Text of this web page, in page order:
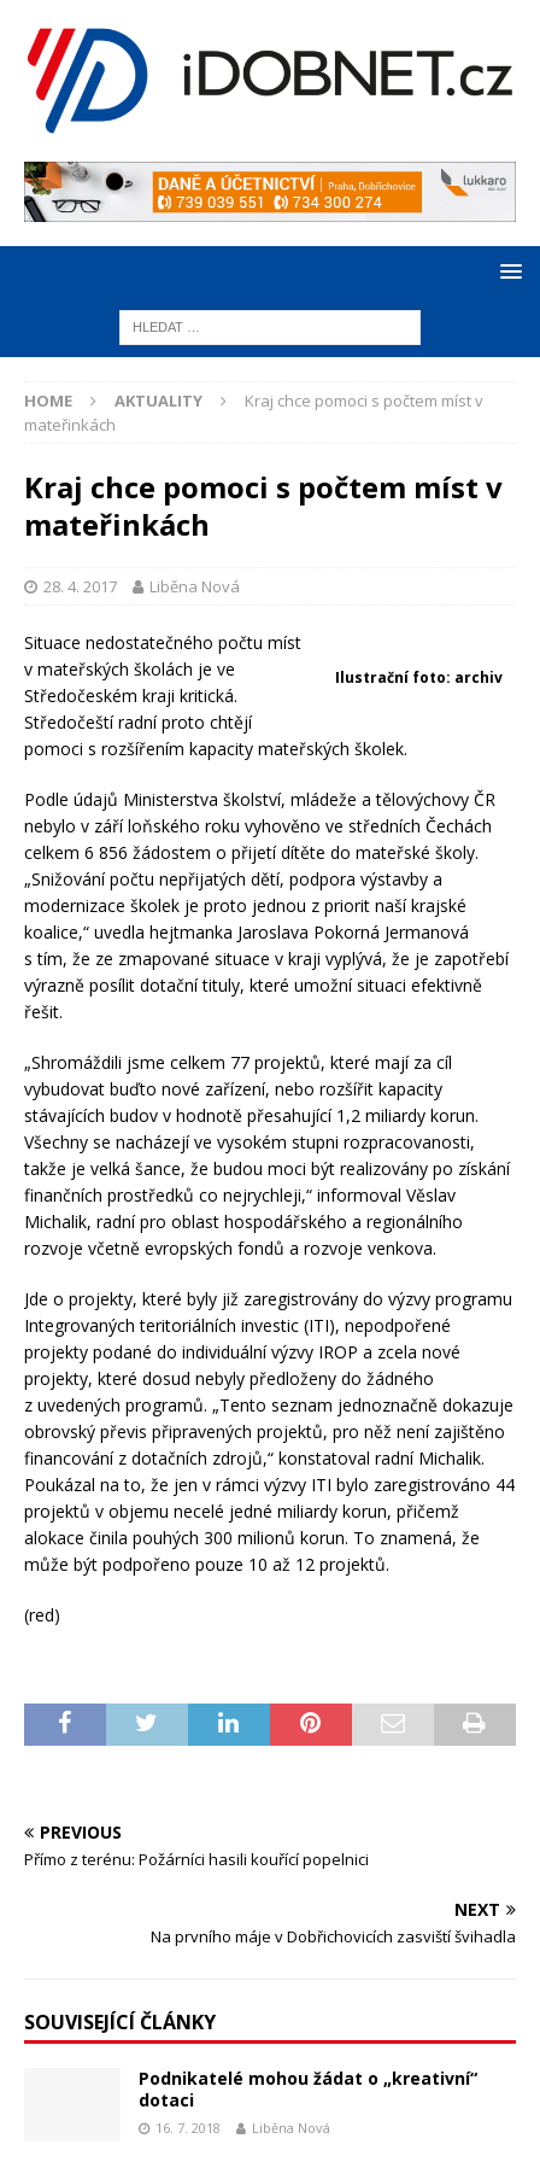
HOME AKTUALITY
Kraj chce pomoci s počtem míst v
mateřinkách
Kraj chce pomoci s počtem míst v
mateřinkách
28. 4. 2017 Liběna Nová
Ilustrační foto: archiv
Situace nedostatečného počtu míst
v mateřských školách je ve
Středočeském kraji kritická.
Středočeští radní proto chtějí
pomoci s rozšířením kapacity mateřských školek.
Podle údajů Ministerstva školství, mládeže a tělovýchovy ČR
nebylo v září loňského roku vyhověno ve středních Čechách
celkem 6 856 žádostem o přijetí dítěte do mateřské školy.
„Snižování počtu nepřijatých dětí, podpora výstavby a
modernizace školek je proto jednou z priorit naší krajské
koalice,“ uvedla hejtmanka Jaroslava Pokorná Jermanová
s tím, že ze zmapované situace v kraji vyplývá, že je zapotřebí
výrazně posílit dotační tituly, které umožní situaci efektivně
řešit.
„Shromáždili jsme celkem 77 projektů, které mají za cíl
vybudovat buďto nové zařízení, nebo rozšířit kapacity
stávajících budov v hodnotě přesahující 1,2 miliardy korun.
Všechny se nacházejí ve vysokém stupni rozpracovanosti,
takže je velká šance, že budou moci být realizovány po získání
finančních prostředků co nejrychleji,“ informoval Věslav
Michalik, radní pro oblast hospodářského a regionálního
rozvoje včetně evropských fondů a rozvoje venkova.
Jde o projekty, které byly již zaregistrovány do výzvy programu
Integrovaných teritoriálních investic (ITI), nepodpořené
projekty podané do individuální výzvy IROP a zcela nové
projekty, které dosud nebyly předloženy do žádného
z uvedených programů. „Tento seznam jednoznačně dokazuje
obrovský převis připravených projektů, pro něž není zajištěno
financování z dotačních zdrojů,“ konstatoval radní Michalik.
Poukázal na to, že jen v rámci výzvy ITI bylo zaregistrováno 44
projektů v objemu necelé jedné miliardy korun, přičemž
alokace činila pouhých 300 milionů korun. To znamená, že
může být podpořeno pouze 10 až 12 projektů.
(red)
PREVIOUS
Přímo z terénu: Požárníci hasili kouřící popelnici
NEXT
Na prvního máje v Dobřichovicích zasviští švihadla
SOUVISEJÍCÍ ČLÁNKY
Podnikatelé mohou žádat o „kreativní“
dotaci
16. 7. 2018 Liběna Nová